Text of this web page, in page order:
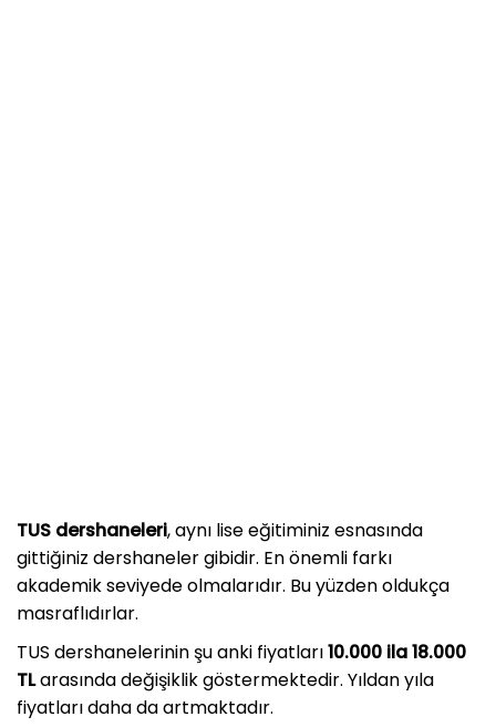
TUS dershaneleri, aynı lise eğitiminiz esnasında
gittiğiniz dershaneler gibidir. En önemli farkı
akademik seviyede olmalarıdır. Bu yüzden oldukça
masraflıdırlar.
TUS dershanelerinin şu anki fiyatları10.000 ila 18.000
TLarasında değişiklik göstermektedir. Yıldan yıla
fiyatları daha da artmaktadır.